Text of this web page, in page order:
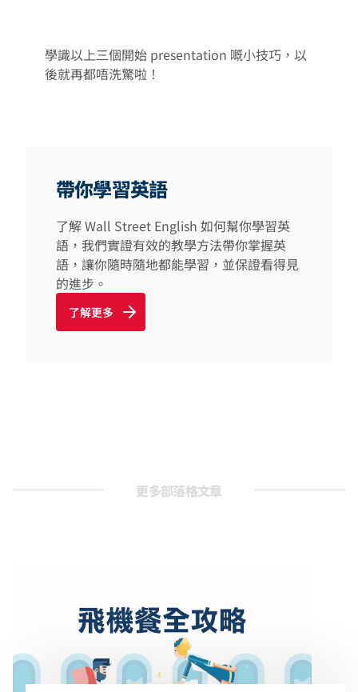
學識以上三個開始 presentation 嘅小技巧，以
後就再都唔洗驚啦！
帶你學習英語
了解 Wall Street English 如何幫你學習英
語，我們實證有效的教學方法帶你掌握英
語，讓你隨時隨地都能學習，並保證看得見
的進步。
了解更多
更多部落格文章